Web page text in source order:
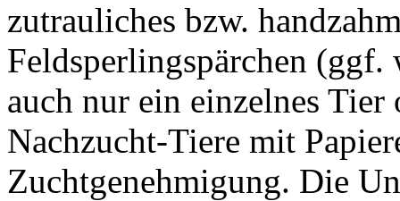
zutrauliches bzw.
Feldsperlingspärchen
auch nur ein einzelnes
Nachzucht-Tiere mit
Zuchtgenehmigung. Die